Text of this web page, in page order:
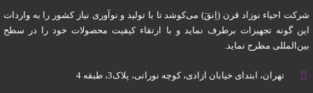
شرکت احیاء نوزاد قرن (اِنقَ) می‌کوشد تا با تولید و نوآوری نیاز کشور را به واردات
این گونه تجهیزات برطرف نماید و با ارتقاء کیفیت محصولات خود را در سطح
بین‌المللی مطرح نماید.
تهران، ابتدای خیابان آزادی، کوچه نورانی، پلاک3، طبقه 4